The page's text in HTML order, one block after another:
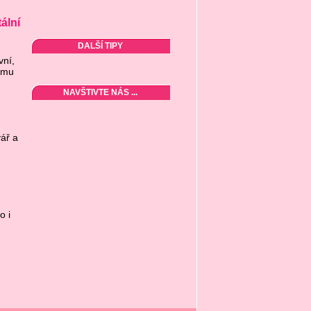
a
i
DALŠÍ TIPY
NAVŠTIVTE NÁS ...